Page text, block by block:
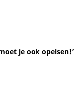
je ook opeisen!’